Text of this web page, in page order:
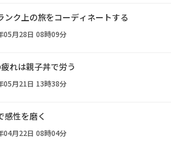
ンク上の旅をコーディネートする
05月28日 08時09分
れは親子丼で労う
05月21日 13時38分
感性を磨く
04月22日 08時04分